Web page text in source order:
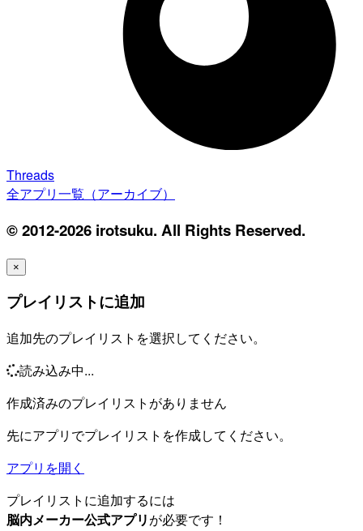
Threads
全アプリ一覧（アーカイブ）
© 2012-2026 irotsuku. All Rights Reserved.
×
プレイリストに追加
追加先のプレイリストを選択してください。
読み込み中...
作成済みのプレイリストがありません
先にアプリでプレイリストを作成してください。
アプリを開く
プレイリストに追加するには
脳内メーカー公式アプリが必要です！